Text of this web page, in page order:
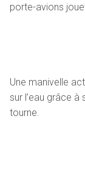
porte-avions
Une manivelle
sur l’eau grâce
tourne.